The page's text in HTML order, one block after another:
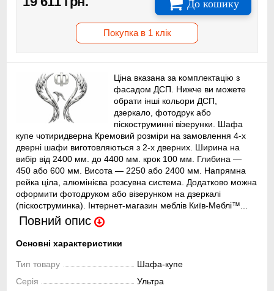
До кошику
Покупка в 1 клік
Ціна вказана за комплектацію з
фасадом ДСП. Нижче ви можете
обрати інші кольори ДСП,
дзеркало, фотодрук або
піскоструминні візерунки. Шафа
купе чотиридверна Кремовий розміри на замовлення 4-х
дверні шафи виготовляються з 2-х дверних. Ширина на
вибір від 2400 мм. до 4400 мм. крок 100 мм. Глибина —
450 або 600 мм. Висота — 2250 або 2400 мм. Напрямна
рейка ціла, алюмінієва розсувна система. Додатково можна
оформити фотодруком або візерунком на дзеркалі
(піскоструминка). Інтернет-магазин меблів Київ-Меблі™...
Повний опис
Основні характеристики
Тип товару
Шафа-купе
Серія
Ультра